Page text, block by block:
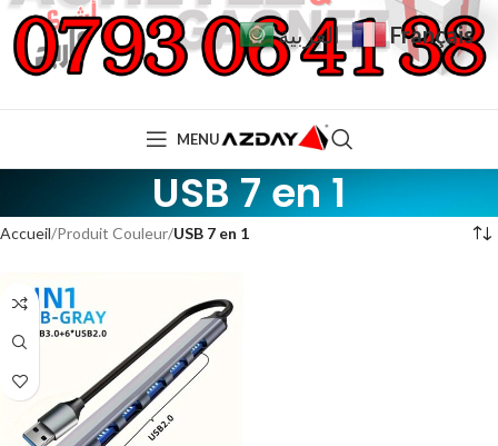
MENU
USB 7 en 1
Accueil Produit Couleur USB 7 en 1
العربية Français